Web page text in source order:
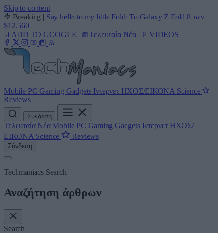
Skip to content
Breaking | Say hello to my little Fold: Το Galaxy Z Fold 8 των
$12.560
ADD TO GOOGLE | Τελευταία Νέα | VIDEOS
Mobile PC Gaming Gadgets Ιντερνετ ΗΧΟΣ/ΕΙΚΟΝΑ Science
Reviews
Σύνδεση
Τελευταία Νέα Mobile PC Gaming Gadgets Ιντερνετ ΗΧΟΣ/
ΕΙΚΟΝΑ Science Reviews
Σύνδεση
Techmaniacs Search
Αναζήτηση άρθρων
Search